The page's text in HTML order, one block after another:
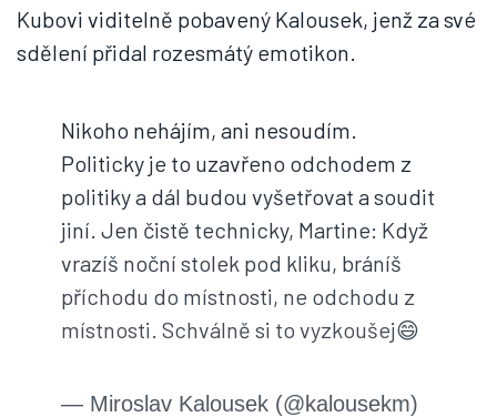
Kubovi viditelně pobavený Kalousek, jenž za své
sdělení přidal rozesmátý emotikon.
Nikoho nehájím, ani nesoudím.
Politicky je to uzavřeno odchodem z
politiky a dál budou vyšetřovat a soudit
jiní. Jen čistě technicky, Martine: Když
vrazíš noční stolek pod kliku, bráníš
příchodu do místnosti, ne odchodu z
místnosti. Schválně si to vyzkoušej😄
— Miroslav Kalousek (@kalousekm)